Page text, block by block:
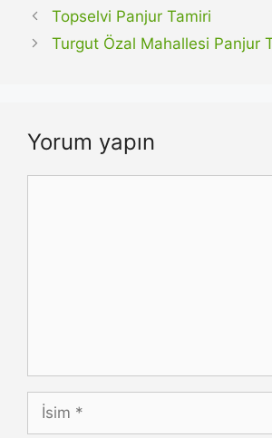
Topselvi Panjur Tamiri
Turgut Özal Mahallesi Panjur
Yorum yapın
İsim